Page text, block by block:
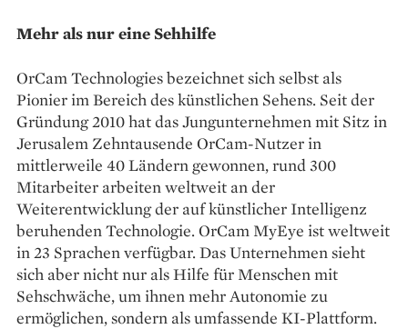
Mehr als nur eine Sehhilfe
OrCam Technologies bezeichnet sich selbst als
Pionier im Bereich des künstlichen Sehens. Seit der
Gründung 2010 hat das Jungunternehmen mit Sitz in
Jerusalem Zehntausende OrCam-Nutzer in
mittlerweile 40 Ländern gewonnen, rund 300
Mitarbeiter arbeiten weltweit an der
Weiterentwicklung der auf künstlicher Intelligenz
beruhenden Technologie. OrCam MyEye ist weltweit
in 23 Sprachen verfügbar. Das Unternehmen sieht
sich aber nicht nur als Hilfe für Menschen mit
Sehschwäche, um ihnen mehr Autonomie zu
ermöglichen, sondern als umfassende KI-Plattform.